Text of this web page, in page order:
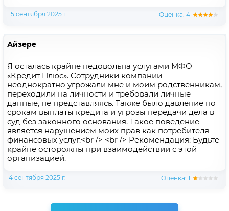
15 сентября 2025 г. Оценка: 4
Айзере
Я осталась крайне недовольна услугами МФО
«Кредит Плюс». Сотрудники компании
неоднократно угрожали мне и моим родственникам,
переходили на личности и требовали личные
данные, не представляясь. Также было давление по
срокам выплаты кредита и угрозы передачи дела в
суд без законного основания. Такое поведение
является нарушением моих прав как потребителя
финансовых услуг.<br /> <br /> Рекомендация: Будьте
крайне осторожны при взаимодействии с этой
организацией.
4 сентября 2025 г. Оценка: 1